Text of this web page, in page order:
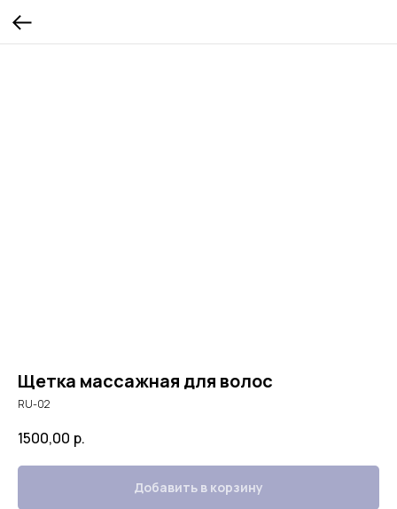
Щетка массажная для волос
RU-02
1500,00 р.
Добавить в корзину